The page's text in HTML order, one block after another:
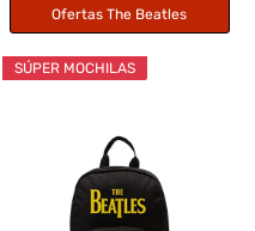
Ofertas The Beatles
SÚPER MOCHILAS